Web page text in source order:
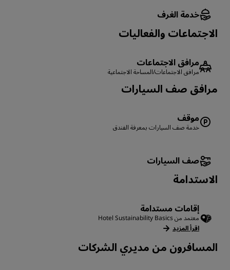
خدمة الغرف
الاجتماعات والفعاليات
مرافق الاجتماعات
مرافق الاجتماعات/المساحة الاجتماعية
‏‫مرافق صف السيارات
موقف
خدمة صف السيارات بمعرفة الفندق
صف السيارات
الاستدامة
إقامات مستدامة
معتمد من Hotel Sustainability Basics
اقرأ المزيد
المسافرون من مديري الشركات